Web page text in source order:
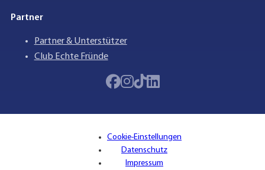
Partner
Partner & Unterstützer
Club Echte Fründe
Cookie-Einstellungen
Datenschutz
Impressum